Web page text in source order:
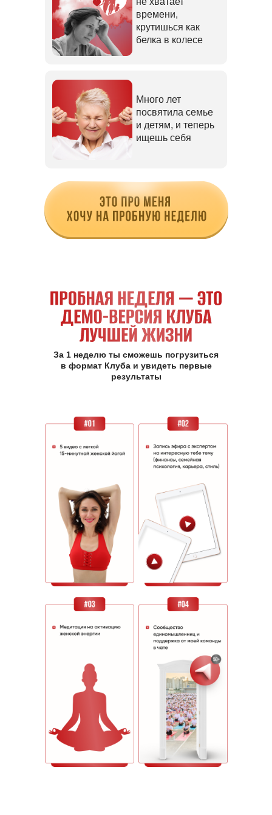
времени,
крутишься как
белка в колесе
Много лет
посвятила семье
и детям, и теперь
ищешь себя
За 1 неделю ты сможешь погрузиться
в формат Клуба и увидеть первые
результаты